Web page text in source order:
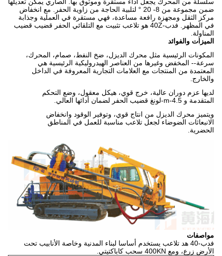
ضمن مجموعة من 8- 20 °
لتلبية الحاجة من زاوية الحفر.
مع انخفاض
مركز الثقل ومجهزة رافعة مساعدة، فهي مستقرة في العملية وجذابة
في المظهر.
فدب-40Z هو تلاعب تثبيت مع التلقائي الحفر قضيب قضيب
المناولة.
الميزات والفوائد
المكونات الرئيسية مثل محرك الديزل، ضخ النفط، صمام، المحرك،
سرعة-- المخفض وغيرها من العناصر الهيدروليكية الرئيسية هي
المعتمدة من المنتجات مع العلامات التجارية المعروفة في الداخل
والخارج.
لديها عزم دوران عالية، خرج قوي، هيكل معقول، وضع التحكم
المتقدمة و 4.5-m-لونغ قضيب الحفر لضمان أدائها العالي.
ويتميز محرك الديزل من انتاج قوي، وتوفير الوقود وانخفاض
الانبعاثات الضوضاء لجعل تلاعب مناسبة للعمل في المناطق
الحضرية.
مواصفات
فدب-40 هد تلاعب يستخدم أساسا لبناء المدنية وخاصة الأنابيب تحت
الأرض زرع، ومع 400KN سحب كاباكتيتي.